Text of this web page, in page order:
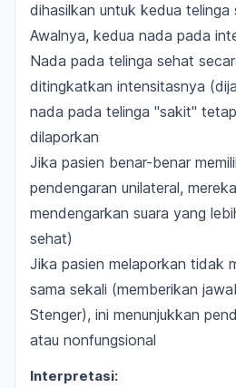
dihasilkan untuk kedua telinga
Awalnya, kedua nada pada
Nada pada telinga sehat
ditingkatkan intensitasnya
nada pada telinga "sakit"
dilaporkan
Jika pasien benar-benar
pendengaran unilateral,
mendengarkan suara yang
sehat)
Jika pasien melaporkan tidak
sama sekali (memberikan
Stenger), ini menunjukkan
atau nonfungsional
Interpretasi: